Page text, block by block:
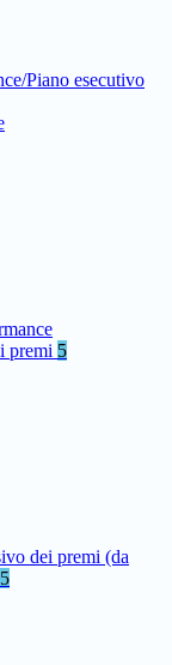
Piano esecutivo
premi 5
dei premi (da
5